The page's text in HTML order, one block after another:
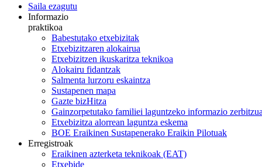
Saila ezagutu
Informazio
praktikoa
Babestutako etxebizitak
Etxebizitzaren alokairua
Etxebizitzen ikuskaritza teknikoa
Alokairu fidantzak
Salmenta lurzoru eskaintza
Sustapenen mapa
Gazte bizHitza
Gainzorpetutako familiei laguntzeko informazio zerbitzua
Etxebizitza alorrean laguntza eskema
BOE Eraikinen Sustapenerako Eraikin Pilotuak
Erregistroak
Eraikinen azterketa teknikoak (EAT)
Etxebide